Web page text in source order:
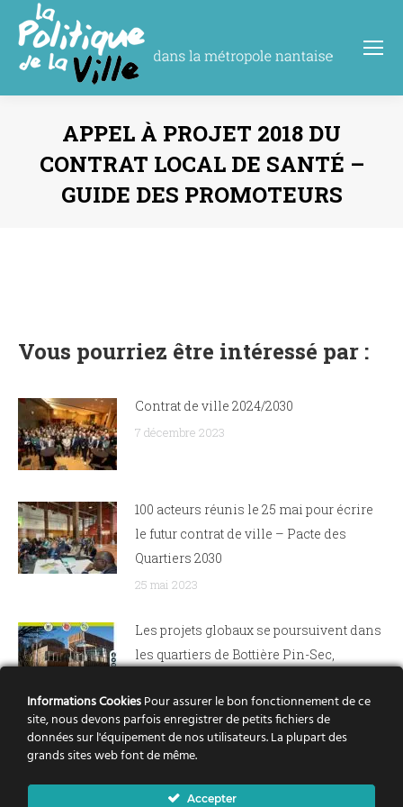
APPEL À PROJET 2018 DU
CONTRAT LOCAL DE SANTÉ –
GUIDE DES PROMOTEURS
Vous pourriez être intéressé par :
Contrat de ville 2024/2030
7 décembre 2023
100 acteurs réunis le 25 mai pour écrire
le futur contrat de ville – Pacte des
Quartiers 2030
25 mai 2023
Les projets globaux se poursuivent dans
les quartiers de Bottière Pin-Sec,
21 avril 2022
Rezé Château : le renouvellement urbain
15 septembre 2021
Informations CookiesPour assurer le bon fonctionnement de ce
site, nous devons parfois enregistrer de petits fichiers de
données sur l'équipement de nos utilisateurs. La plupart des
grands sites web font de même.
Accepter